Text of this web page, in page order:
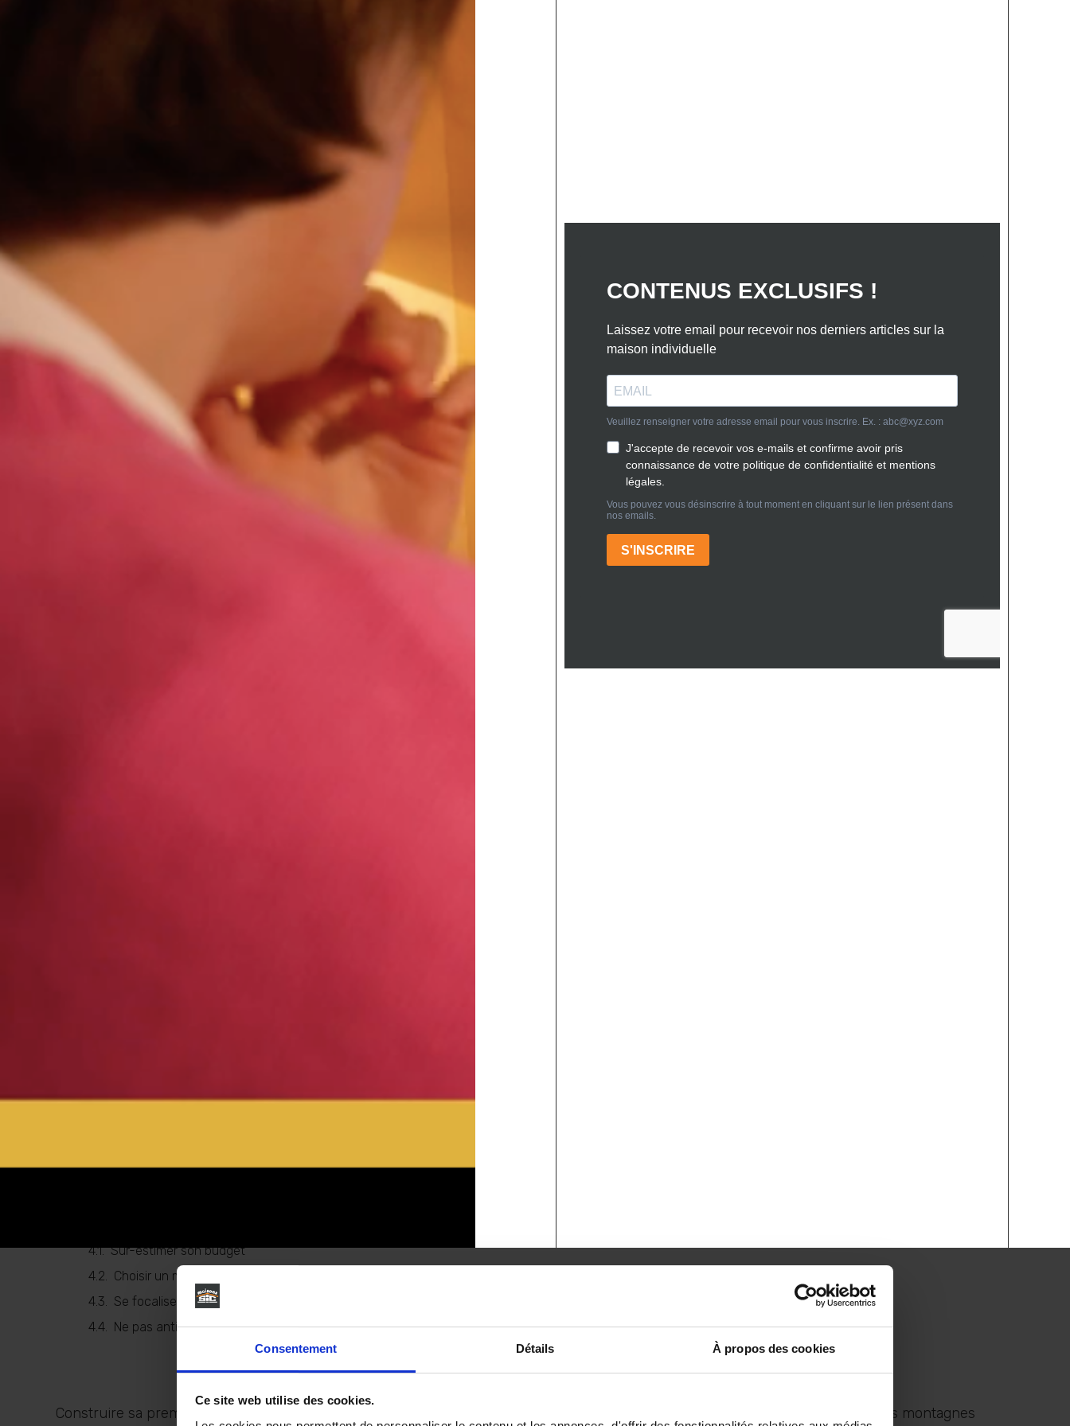
Consentement Détails À propos des cookies
Ce site web utilise des cookies.
NOS INSPIRATIONS MAISONS TRADITIONNELLES
Construire sa première maison : le guide des primo-
accédants 2026
> Réglementation et Financement > Construire sa première maison : le guide des primo-accédants 2026
Subventions locales pour primo-accédants
Sur-estimer son budget
Choisir un mauvais terrain
Se focaliser uniquement sur les prix
Ne pas anticiper ses besoins futurs
Construire sa première maison… Une expérience enrichissante qui, entre enthousiasme et craintes, nous entraine sur de grandes montagnes